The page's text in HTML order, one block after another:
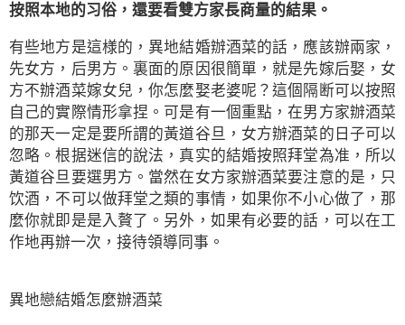
按照本地的习俗，還要看雙方家長商量的結果。
有些地方是這様的，異地結婚辦酒菜的話，應該辦兩家，
先女方，后男方。裏面的原因很簡單，就是先嫁后娶，女
方不辦酒菜嫁女兒，你怎麼娶老婆呢？這個隔断可以按照
自己的實際情形拿捏。可是有一個重點，在男方家辦酒菜
的那天一定是要所謂的黃道谷旦，女方辦酒菜的日子可以
忽略。根据迷信的說法，真实的結婚按照拜堂為准，所以
黃道谷旦要選男方。當然在女方家辦酒菜要注意的是，只
饮酒，不可以做拜堂之類的事情，如果你不小心做了，那
麼你就即是是入贅了。另外，如果有必要的話，可以在工
作地再辦一次，接待領導同事。
異地戀結婚怎麼辦酒菜